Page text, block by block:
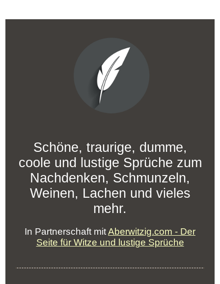
Schöne, traurige, dumme,
coole und lustige Sprüche zum
Nachdenken, Schmunzeln,
Weinen, Lachen und vieles
mehr.
In Partnerschaft mitAberwitzig.com - Der
Seite für Witze und lustige Sprüche